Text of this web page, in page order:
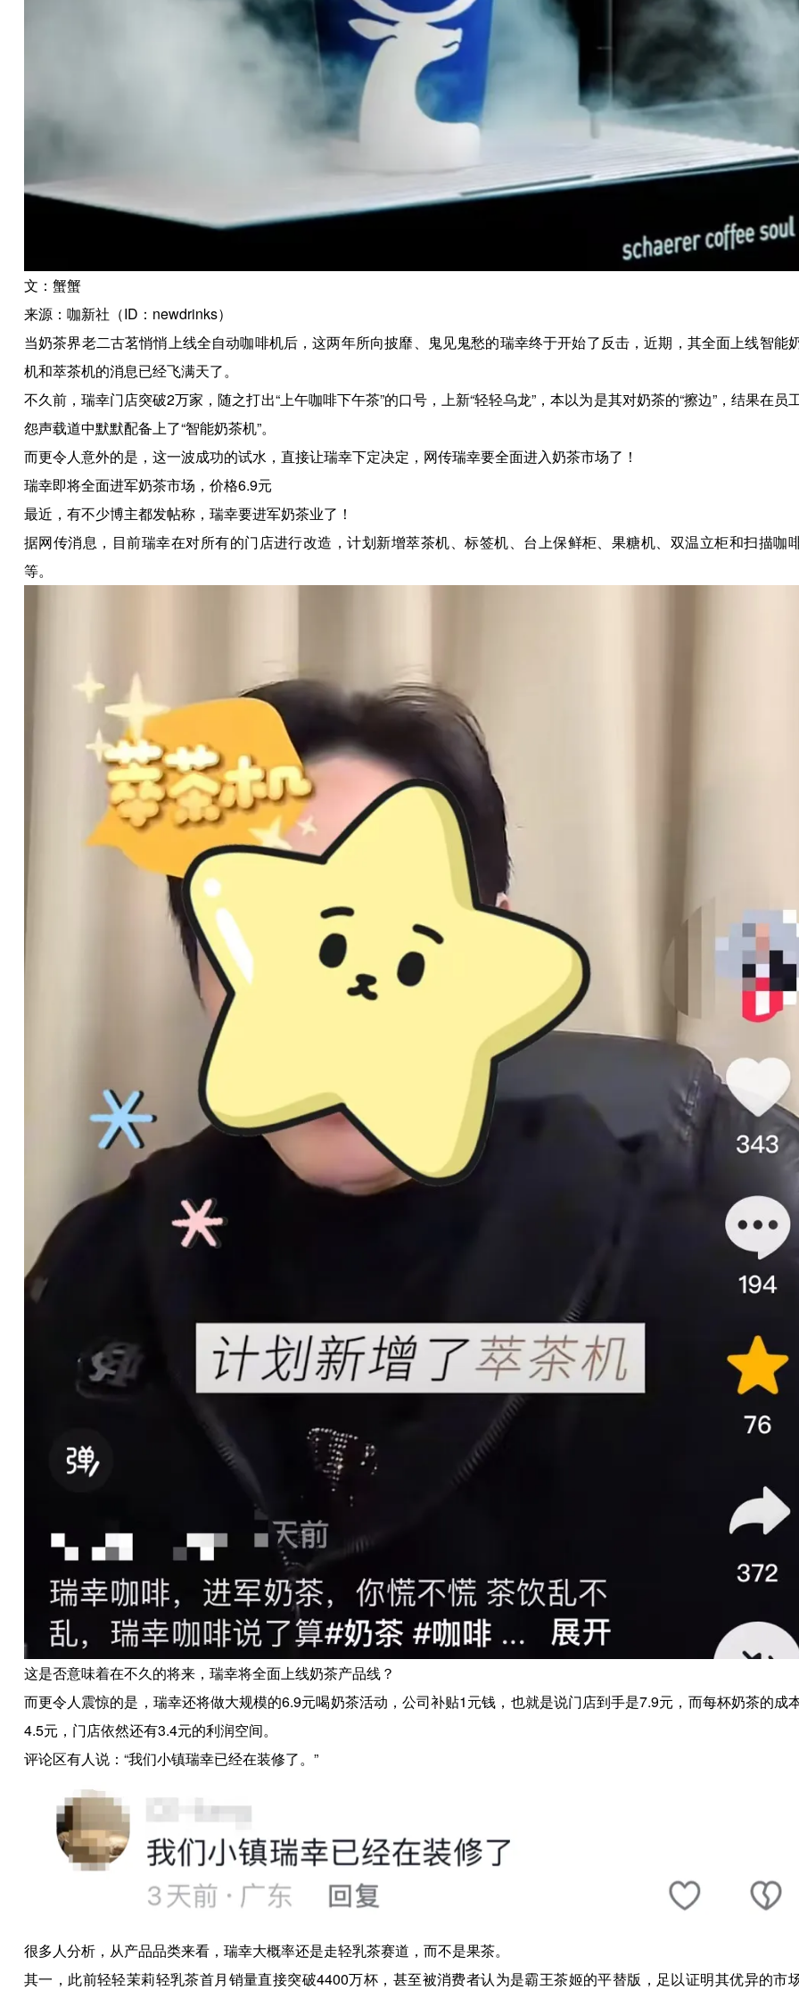
文：蟹蟹
来源：咖新社（ID：newdrinks）
当奶茶界老二古茗悄悄上线全自动咖啡机后，这两年所向披靡、鬼见鬼愁的瑞幸终于开始了反击，近期，其全面上线智能
机和萃茶机的消息已经飞满天了。
不久前，瑞幸门店突破2万家，随之打出“上午咖啡下午茶”的口号，上新“轻轻乌龙”，本以为是其对奶茶的“擦边”，结果在员
怨声载道中默默配备上了“智能奶茶机”。
而更令人意外的是，这一波成功的试水，直接让瑞幸下定决定，网传瑞幸要全面进入奶茶市场了！
瑞幸即将全面进军奶茶市场，价格6.9元
最近，有不少博主都发帖称，瑞幸要进军奶茶业了！
据网传消息，目前瑞幸在对所有的门店进行改造，计划新增萃茶机、标签机、台上保鲜柜、果糖机、双温立柜和扫描咖
等。
这是否意味着在不久的将来，瑞幸将全面上线奶茶产品线？
而更令人震惊的是，瑞幸还将做大规模的6.9元喝奶茶活动，公司补贴1元钱，也就是说门店到手是7.9元，而每杯奶茶的成
4.5元，门店依然还有3.4元的利润空间。
评论区有人说：“我们小镇瑞幸已经在装修了。”
很多人分析，从产品品类来看，瑞幸大概率还是走轻乳茶赛道，而不是果茶。
其一，此前轻轻茉莉轻乳茶首月销量直接突破4400万杯，甚至被消费者认为是霸王茶姬的平替版，足以证明其优异的市